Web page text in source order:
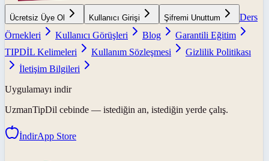
Ücretsiz Üye Ol Kullanıcı Girişi Şifremi Unuttum
Ders
Örnekleri
Kullanıcı Görüşleri Blog
Garantili Eğitim
TIPDİL Kelimeleri
Kullanım Sözleşmesi
Gizlilik Politikası
İletişim Bilgileri
Uygulamayı indir
UzmanTipDil cebinde — istediğin an, istediğin yerde çalış.
İndirApp Store